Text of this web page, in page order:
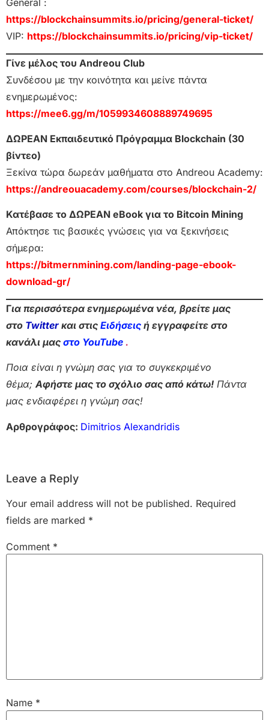
General :
https://blockchainsummits.io/pricing/general-ticket/
VIP: https://blockchainsummits.io/pricing/vip-ticket/
Γίνε μέλος του Andreou Club
Συνδέσου με την κοινότητα και μείνε πάντα
ενημερωμένος:
https://mee6.gg/m/1059934608889749695
ΔΩΡΕΑΝ Εκπαιδευτικό Πρόγραμμα Blockchain (30
βίντεο)
Ξεκίνα τώρα δωρεάν μαθήματα στο Andreou Academy:
https://andreouacademy.com/courses/blockchain-2/
Κατέβασε το ΔΩΡΕΑΝ eBook για το Bitcoin Mining
Απόκτησε τις βασικές γνώσεις για να ξεκινήσεις
σήμερα:
https://bitmernmining.com/landing-page-ebook-
download-gr/
Για περισσότερα ενημερωμένα νέα, βρείτε μας
στο Twitter και στις Ειδήσεις ή εγγραφείτε στο
κανάλι μας στο YouTube .
Ποια είναι η γνώμη σας για το συγκεκριμένο
θέμα;Αφήστε μας το σχόλιο σας από κάτω! Πάντα
μας ενδιαφέρει η γνώμη σας!
Αρθρογράφος: Dimitrios Alexandridis
Leave a Reply
Your email address will not be published. Required
fields are marked *
Comment *
Name *